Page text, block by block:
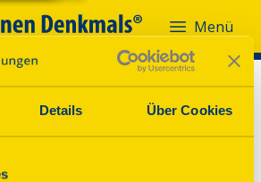
Details Über Cookies
Menü